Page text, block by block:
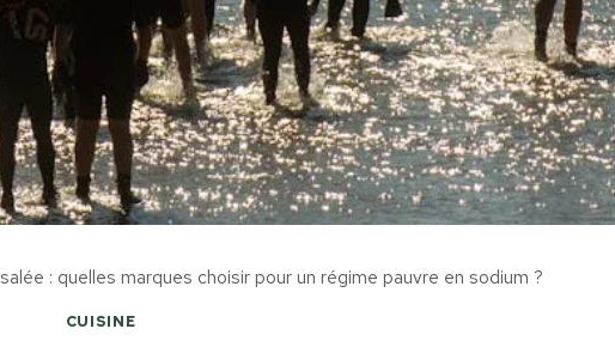
: quelles marques choisir pour un régime pauvre en sodium ?
CUISINE